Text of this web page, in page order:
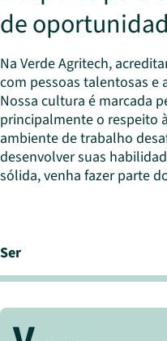
de
Na Verde Agritech,
com pessoas talentosas e
Nossa cultura é marcada
principalmente o respeito
ambiente de trabalho
desenvolver suas
sólida, venha fazer parte
Ser